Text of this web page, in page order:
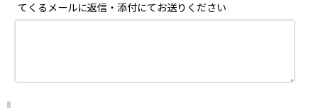
てくるメールに返信・添付にてお送りください